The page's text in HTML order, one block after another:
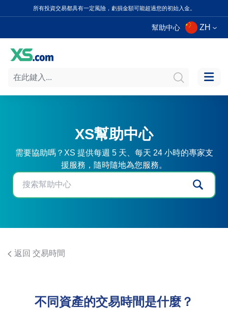
所有投資交易都具有一定風險，虧損金額可能超過您的初始入金。
幫助中心 ZH
XS幫助中心
需要協助嗎？XS 提供每週 5 天、每天 24 小時的專家支
援服務，隨時隨地為您服務。
返回 交易時間
不同資產的交易時間是什麼？